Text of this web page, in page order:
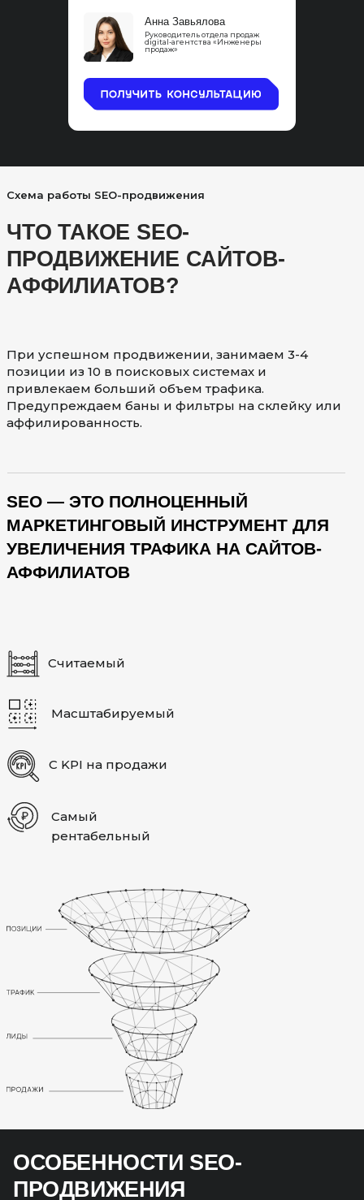
Руководитель отдела продаж
digital-агентства «Инженеры
продаж»
Анна Завьялова
Схема работы SEO-продвижения
ЧТО ТАКОЕ SEO-
ПРОДВИЖЕНИЕ САЙТОВ-
АФФИЛИАТОВ?
При успешном продвижении, занимаем 3-4
позиции из 10 в поисковых системах и
привлекаем больший объем трафика.
Предупреждаем баны и фильтры на склейку или
аффилированность.
SEO — ЭТО ПОЛНОЦЕННЫЙ
МАРКЕТИНГОВЫЙ ИНСТРУМЕНТ ДЛЯ
УВЕЛИЧЕНИЯ ТРАФИКА НА САЙТОВ-
АФФИЛИАТОВ
Считаемый
Масштабируемый
С KPI на продажи
Самый
рентабельный
ОСОБЕННОСТИ SEO-
ПРОДВИЖЕНИЯ